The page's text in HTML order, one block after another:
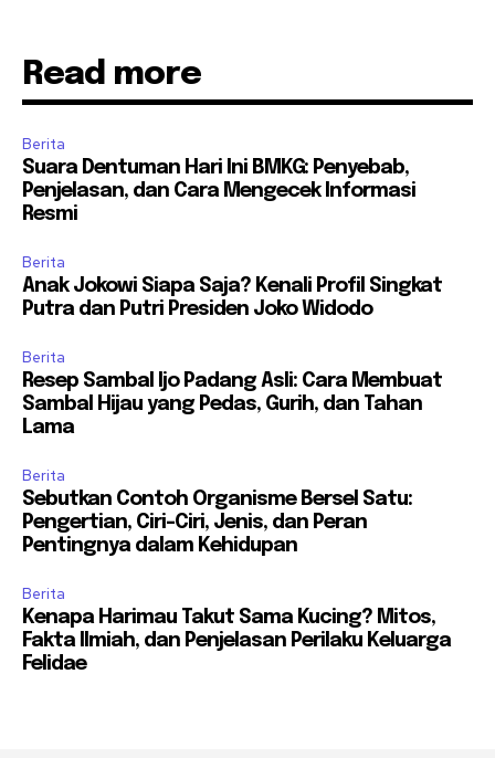
Read more
Berita
Suara Dentuman Hari Ini BMKG: Penyebab,
Penjelasan, dan Cara Mengecek Informasi
Resmi
Berita
Anak Jokowi Siapa Saja? Kenali Profil Singkat
Putra dan Putri Presiden Joko Widodo
Berita
Resep Sambal Ijo Padang Asli: Cara Membuat
Sambal Hijau yang Pedas, Gurih, dan Tahan
Lama
Berita
Sebutkan Contoh Organisme Bersel Satu:
Pengertian, Ciri-Ciri, Jenis, dan Peran
Pentingnya dalam Kehidupan
Berita
Kenapa Harimau Takut Sama Kucing? Mitos,
Fakta Ilmiah, dan Penjelasan Perilaku Keluarga
Felidae